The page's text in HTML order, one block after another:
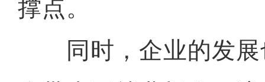
撑点。
同时，企业的发展